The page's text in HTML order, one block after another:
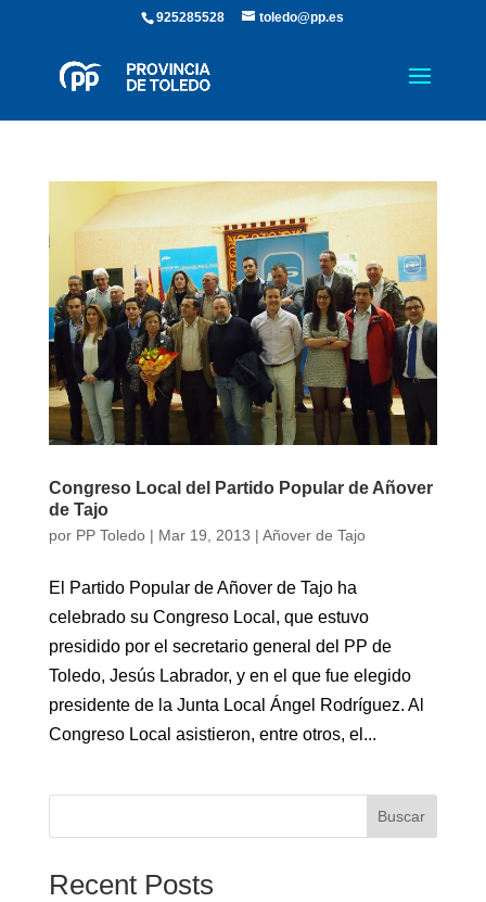
925285528 toledo@pp.es
Congreso Local del Partido Popular de Añover
de Tajo
por PP Toledo| Mar 19, 2013 | Añover de Tajo
El Partido Popular de Añover de Tajo ha
celebrado su Congreso Local, que estuvo
presidido por el secretario general del PP de
Toledo, Jesús Labrador, y en el que fue elegido
presidente de la Junta Local Ángel Rodríguez. Al
Congreso Local asistieron, entre otros, el...
Buscar
Recent Posts